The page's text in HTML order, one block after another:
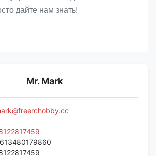
дайте нам знать!
Mr. Mark